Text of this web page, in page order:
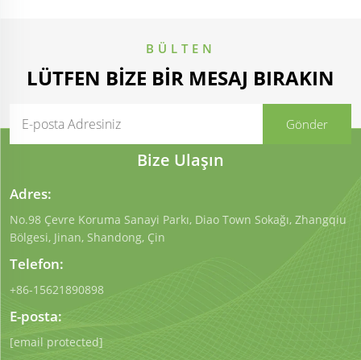
BÜLTEN
LÜTFEN BIZE BIR MESAJ BIRAKIN
Bize Ulaşın
Adres:
No.98 Çevre Koruma Sanayi Parkı, Diao Town Sokağı, Zhangqiu
Bölgesi, Jinan, Shandong, Çin
Telefon:
+86-15621890898
E-posta:
[email protected]